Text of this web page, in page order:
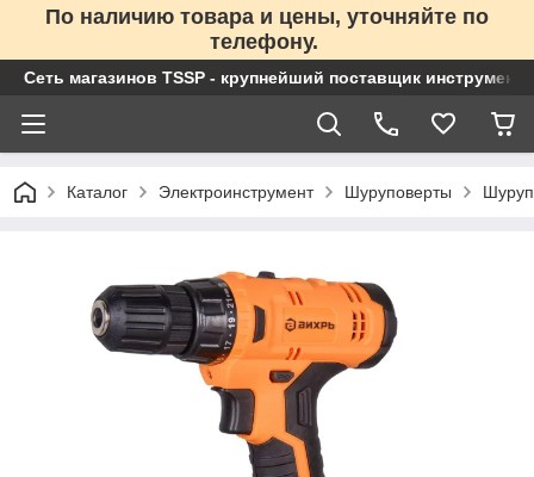
По наличию товара и цены, уточняйте по
телефону.
Сеть магазинов TSSP - крупнейший поставщик
Каталог Электроинструмент Шуруповерты